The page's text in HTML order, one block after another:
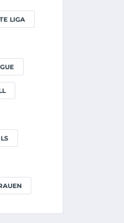
LIGA